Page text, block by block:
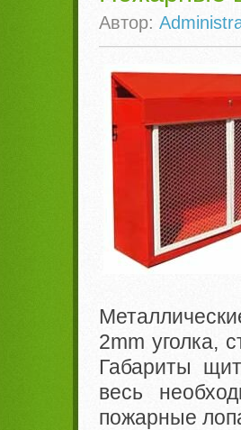
Автор:
2mm уголка,
Габариты
весь
пожарные